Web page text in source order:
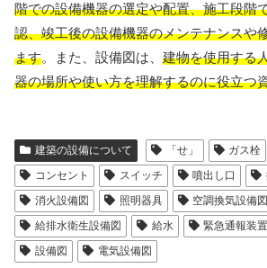
階での設備機器の選定や配置、施工段階
認、竣工後の設備機器のメンテナンスや
ます。また、設備図は、 建物を使用する
器の場所や使い方を理解するのに役立つ
建築の設備について 「せ」 ガス栓
コンセント
スイッチ 噴出し口
消火設備図
照明器具
空調換気設備図
給排水衛生設備図
給水 緊急通報装置
設備図
電気設備図